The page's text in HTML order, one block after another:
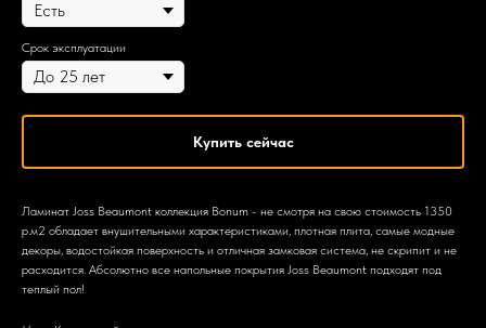
Срок эксплуатации
Купить сейчас
Ламинат Joss Beaumont коллекция Bonum - не смотря на свою стоимость 1350
р.м2 обладает внушительными характеристиками, плотная плита, самые модные
декоры, водостойкая поверхность и отличная замковая система, не скрипит и не
расходится. Абсолютно все напольные покрытия Joss Beaumont подходят под
теплый пол!